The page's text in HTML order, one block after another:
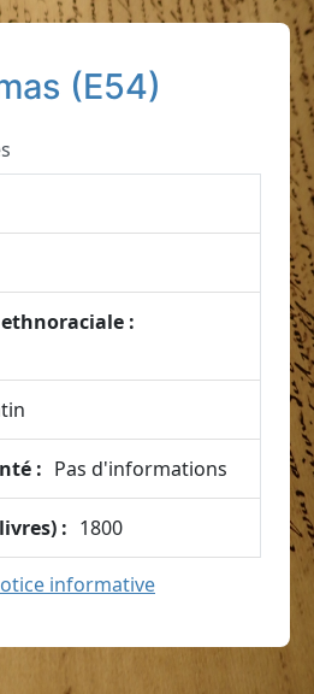
(E54)
:
: Pas d'informations
: 1800
informative